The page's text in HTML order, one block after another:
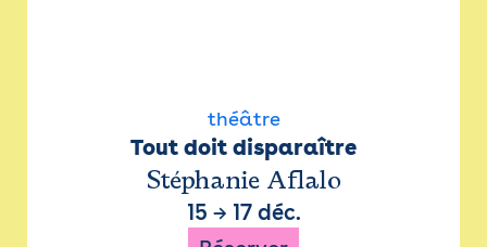
théâtre
Tout doit disparaître
Stéphanie Aflalo
15 → 17 déc.